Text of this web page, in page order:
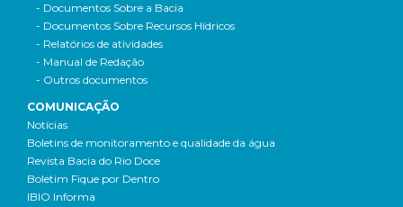
- Documentos Sobre a Bacia
- Documentos Sobre Recursos Hídricos
- Relatórios de atividades
- Manual de Redação
- Outros documentos
COMUNICAÇÃO
Notícias
Boletins de monitoramento e qualidade da água
Revista Bacia do Rio Doce
Boletim Fique por Dentro
IBIO Informa